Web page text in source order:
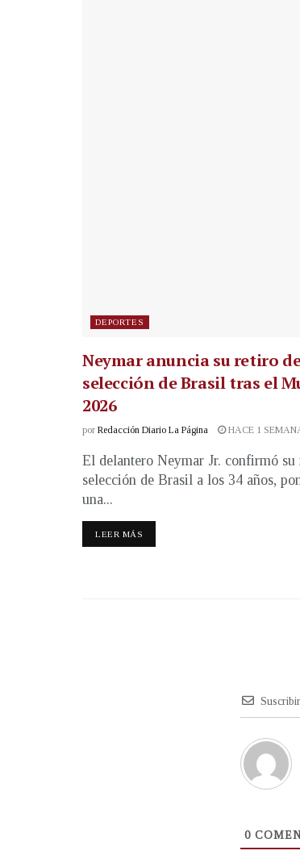
DEPORTES
Neymar anuncia su retiro
selección de Brasil tras el
2026
por Redacción Diario La Página HACE 1
El delantero Neymar Jr. confirmó su
selección de Brasil a los 34 años,
una...
LEER MÁS
Suscribir
0